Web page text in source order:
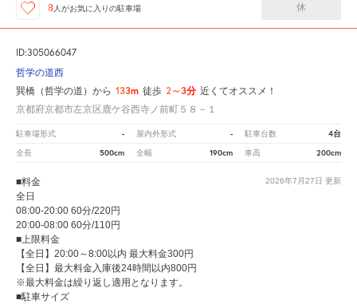
8 人がお気に入りの駐車場 休
ID:305066047
哲学の道西
巽橋（哲学の道）から 133m 徒歩 2～3分 近くてオススメ！
京都府京都市左京区鹿ケ谷西寺ノ前町５８－１
駐車場形式 - 屋内外形式 - 駐車台数 4台
全長 500cm 全幅 190cm 車高 200cm
2026年7月27日 更新
■料金
全日
08:00-20:00 60分/220円
20:00-08:00 60分/110円
■上限料金
【全日】20:00～8:00以内 最大料金300円
【全日】最大料金入庫後24時間以内800円
※最大料金は繰り返し適用となります。
■駐車サイズ